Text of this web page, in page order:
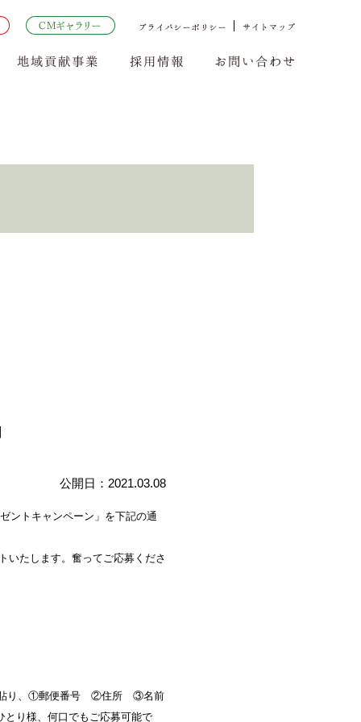
公開日：2021.03.08
ントキャンペーン」を下記の通
いたします。奮ってご応募くださ
に貼り、①郵便番号 ②住所 ③名前
様、何口でもご応募可能で